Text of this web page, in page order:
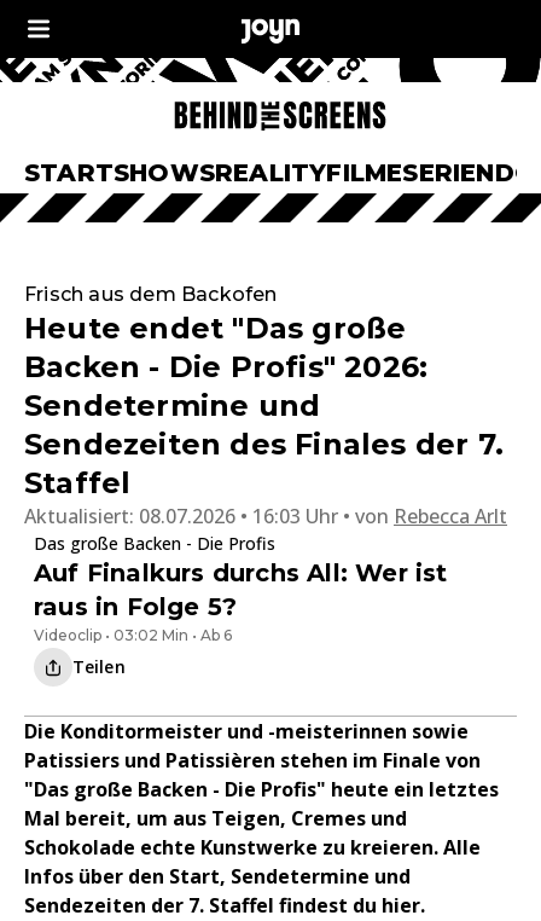
STARTSHOWSREALITYFILMESERIEN
Frisch aus dem Backofen
Heute endet "Das große
Backen - Die Profis" 2026:
Sendetermine und
Sendezeiten des Finales der 7.
Staffel
Aktualisiert: 08.07.2026 • 16:03 Uhr von Rebecca Arlt
Das große Backen - Die Profis
Auf Finalkurs durchs All: Wer ist
raus in Folge 5?
Videoclip • 03:02 Min • Ab 6
Teilen
Die Konditormeister und -meisterinnen sowie
Patissiers und Patissièren stehen im Finale von
"Das große Backen - Die Profis" heute ein letztes
Mal bereit, um aus Teigen, Cremes und
Schokolade echte Kunstwerke zu kreieren. Alle
Infos über den Start, Sendetermine und
Sendezeiten der 7. Staffel findest du hier.